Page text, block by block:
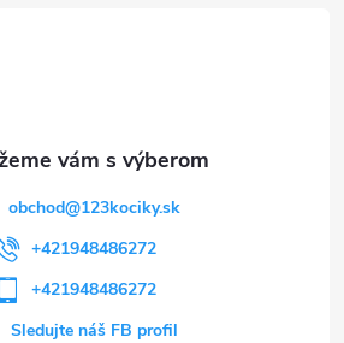
obchod@123kociky.sk
+421948486272
+421948486272
Sledujte náš FB profil